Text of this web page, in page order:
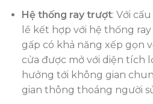
Hệ thống ray trượt: Với
lề kết hợp với hệ thống
gấp có khả năng xếp gọn
cửa được mở với diện tích
hưởng tới không gian
gian thông thoáng người